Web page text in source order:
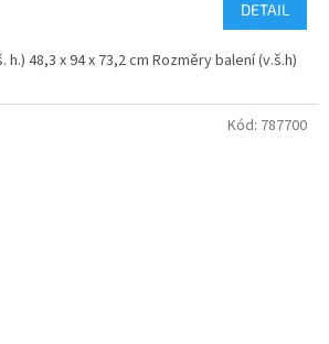
DETAIL
48,3 x 94 x 73,2 cm Rozměry balení (v.š.h)
Kód: 787700